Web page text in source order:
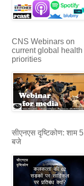
CNS Webinars on
current global health
priorities
सीएनएस दृष्टिकोण: शाम 5
बजे